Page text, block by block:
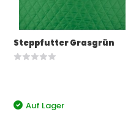
Steppfutter Grasgrün
Auf Lager